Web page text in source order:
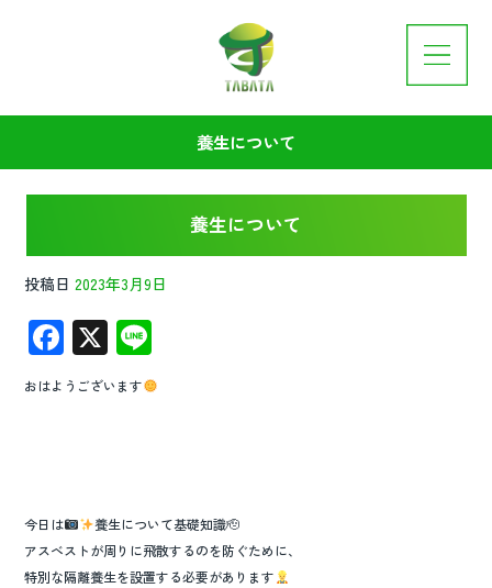
養生について
養生について
投稿日 2023年3月9日
F
ac
e
o
k
X
n
e
おはようございます
今日は
養生について基礎知識🫡
アスベストが周りに飛散するのを防ぐために、
特別な隔離養生を設置する必要があります